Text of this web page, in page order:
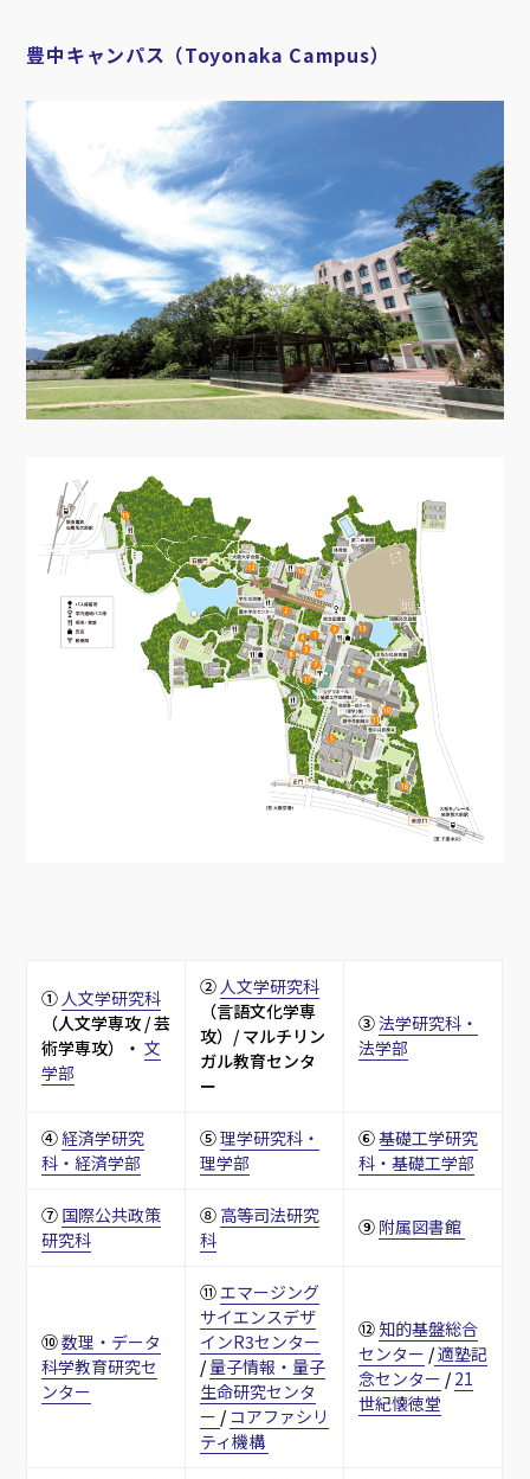
豊中キャンパス（Toyonaka Campus）
① 人文学研究科
（人文学専攻 / 芸
術学専攻）・ 文
学部
② 人文学研究科
（言語文化学専
攻）/ マルチリン
ガル教育センタ
ー
③ 法学研究科・
法学部
④ 経済学研究
科・経済学部
⑤ 理学研究科・
理学部
⑥ 基礎工学研究
科・基礎工学部
⑦ 国際公共政策
研究科
⑧ 高等司法研究
科
⑨ 附属図書館
⑩ 数理・データ
科学教育研究セ
ンター
⑪ エマージング
サイエンスデザ
インR3センター
/ 量子情報・量子
生命研究センタ
ー / コアファシリ
ティ機構
⑫ 知的基盤総合
センター / 適塾記
念センター / 21
世紀懐徳堂